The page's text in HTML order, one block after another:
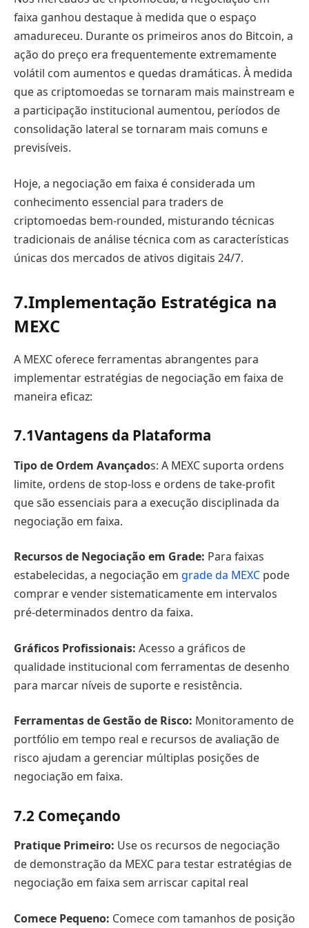
faixa ganhou destaque à medida que o espaço
amadureceu. Durante os primeiros anos do Bitcoin, a
ação do preço era frequentemente extremamente
volátil com aumentos e quedas dramáticas. À medida
que as criptomoedas se tornaram mais mainstream e
a participação institucional aumentou, períodos de
consolidação lateral se tornaram mais comuns e
previsíveis.
Hoje, a negociação em faixa é considerada um
conhecimento essencial para traders de
criptomoedas bem-rounded, misturando técnicas
tradicionais de análise técnica com as características
únicas dos mercados de ativos digitais 24/7.
7.Implementação Estratégica na
MEXC
A MEXC oferece ferramentas abrangentes para
implementar estratégias de negociação em faixa de
maneira eficaz:
7.1Vantagens da Plataforma
Tipo de Ordem Avançados: A MEXC suporta ordens
limite, ordens de stop-loss e ordens de take-profit
que são essenciais para a execução disciplinada da
negociação em faixa.
Recursos de Negociação em Grade: Para faixas
estabelecidas, a negociação em grade da MEXC pode
comprar e vender sistematicamente em intervalos
pré-determinados dentro da faixa.
Gráficos Profissionais: Acesso a gráficos de
qualidade institucional com ferramentas de desenho
para marcar níveis de suporte e resistência.
Ferramentas de Gestão de Risco: Monitoramento de
portfólio em tempo real e recursos de avaliação de
risco ajudam a gerenciar múltiplas posições de
negociação em faixa.
7.2 Começando
Pratique Primeiro: Use os recursos de negociação
de demonstração da MEXC para testar estratégias de
negociação em faixa sem arriscar capital real
Comece Pequeno: Comece com tamanhos de posição